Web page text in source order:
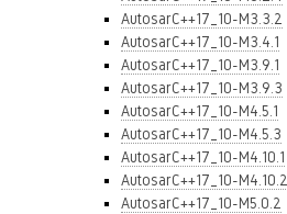
AutosarC++17_10-M3.3.2
AutosarC++17_10-M3.4.1
AutosarC++17_10-M3.9.1
AutosarC++17_10-M3.9.3
AutosarC++17_10-M4.5.1
AutosarC++17_10-M4.5.3
AutosarC++17_10-M4.10.1
AutosarC++17_10-M4.10.2
AutosarC++17_10-M5.0.2